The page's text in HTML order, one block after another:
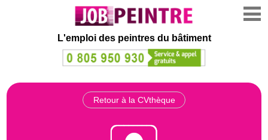
L'emploi des peintres du bâtiment
Retour à la CVthèque